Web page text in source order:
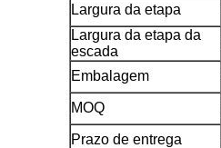
Largura da etapa
Largura da etapa da
escada
Embalagem
MOQ
Prazo de entrega